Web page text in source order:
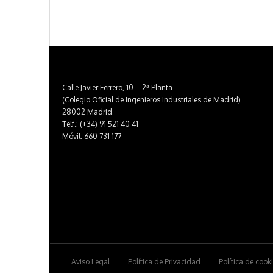
Calle Javier Ferrero, 10 – 2ª Planta
(Colegio Oficial de Ingenieros Industriales de Madrid)
28002 Madrid.
Telf.: (+34) 91 521 40 41
Móvil: 660 731 177
Aviso Legal Política de Privacidad Política de